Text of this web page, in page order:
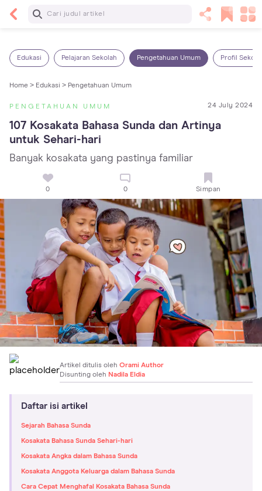
Baca Selanjutnya
Edukasi Pelajaran Sekolah Pengetahuan Umum Profil
Home > Edukasi > Pengetahuan Umum
PENGETAHUAN UMUM 24 July 2024
107 Kosakata Bahasa Sunda dan Artinya
untuk Sehari-hari
Banyak kosakata yang pastinya familiar
0 0 Simpan
Artikel ditulis oleh Orami Author
Disunting oleh Nadila Eldia
Daftar isi artikel
Sejarah Bahasa Sunda
Kosakata Bahasa Sunda Sehari-hari
Kosakata Angka dalam Bahasa Sunda
Kosakata Anggota Keluarga dalam Bahasa Sunda
Cara Cepat Menghafal Kosakata Bahasa Sunda